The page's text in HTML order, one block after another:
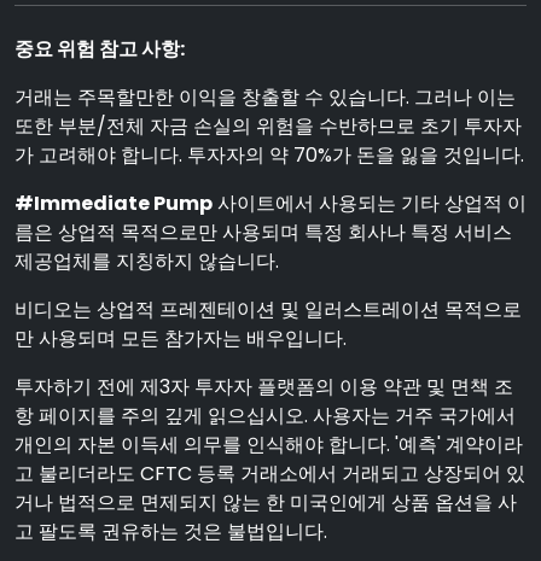
중요 위험 참고 사항:
거래는 주목할만한 이익을 창출할 수 있습니다. 그러나 이는
또한 부분/전체 자금 손실의 위험을 수반하므로 초기 투자자
가 고려해야 합니다. 투자자의 약 70%가 돈을 잃을 것입니다.
#Immediate Pump사이트에서 사용되는 기타 상업적 이
름은 상업적 목적으로만 사용되며 특정 회사나 특정 서비스
제공업체를 지칭하지 않습니다.
비디오는 상업적 프레젠테이션 및 일러스트레이션 목적으로
만 사용되며 모든 참가자는 배우입니다.
투자하기 전에 제3자 투자자 플랫폼의 이용 약관 및 면책 조
항 페이지를 주의 깊게 읽으십시오. 사용자는 거주 국가에서
개인의 자본 이득세 의무를 인식해야 합니다. '예측' 계약이라
고 불리더라도 CFTC 등록 거래소에서 거래되고 상장되어 있
거나 법적으로 면제되지 않는 한 미국인에게 상품 옵션을 사
고 팔도록 권유하는 것은 불법입니다.